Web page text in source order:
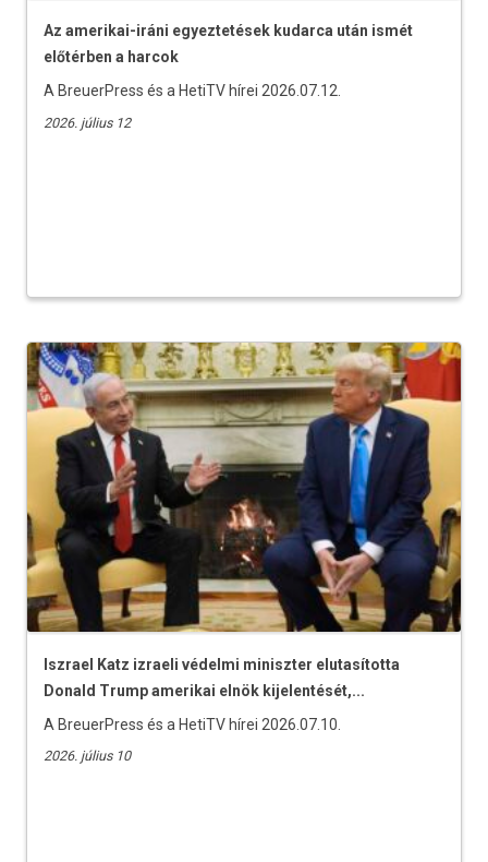
Az amerikai-iráni egyeztetések kudarca után ismét
előtérben a harcok
A BreuerPress és a HetiTV hírei 2026.07.12.
2026. július 12
Iszrael Katz izraeli védelmi miniszter elutasította
Donald Trump amerikai elnök kijelentését,...
A BreuerPress és a HetiTV hírei 2026.07.10.
2026. július 10